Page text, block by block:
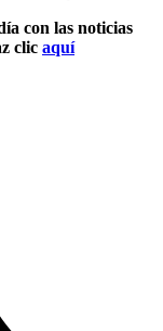
con las noticias
clic aquí